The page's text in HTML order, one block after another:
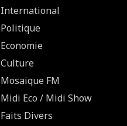
International
Politique
Economie
Culture
Mosaique FM
Midi Eco / Midi Show
Faits Divers